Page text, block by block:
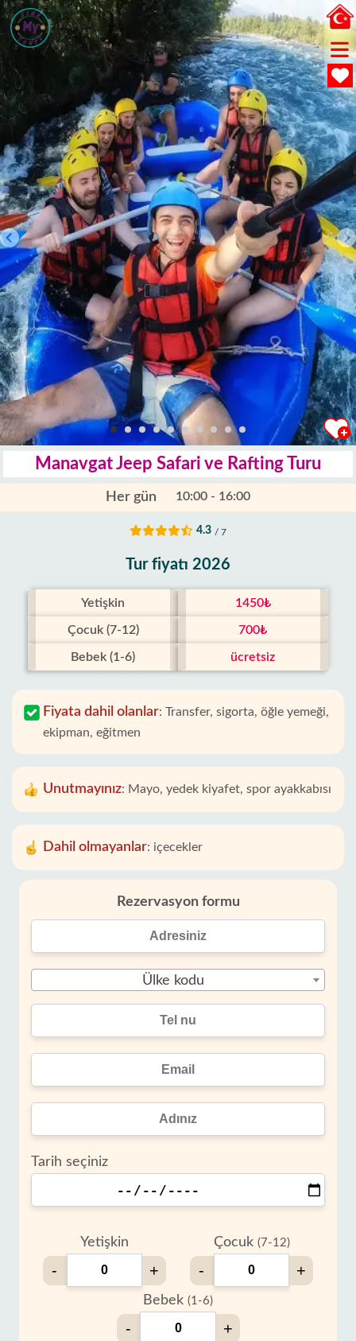
Manavgat Jeep Safari ve Rafting Turu
Her gün 10:00 - 16:00
4.3 / 7
Tur fiyatı 2026
Yetişkin 1450₺
Çocuk (7-12) 700₺
Bebek (1-6) ücretsiz
Fiyata dahil olanlar: Transfer, sigorta, öğle yemeği,
ekipman, eğitmen
Unutmayınız: Mayo, yedek kiyafet, spor ayakkabısı
Dahil olmayanlar: içecekler
Rezervasyon formu
Ülke kodu
Tarih seçiniz
Yetişkin
- +
Çocuk (7-12)
- +
Bebek (1-6)
- +